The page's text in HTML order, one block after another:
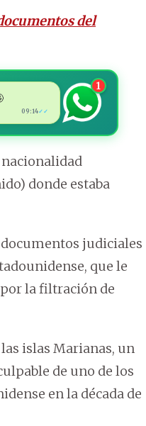
del
09:14✓✓
1
nacionalidad
donde estaba
documentos judiciales
que le
la filtración de
islas Marianas, un
de uno de los
en la década de